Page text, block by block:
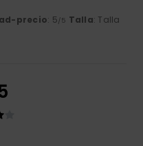
precio: 5/5 Talla: Talla